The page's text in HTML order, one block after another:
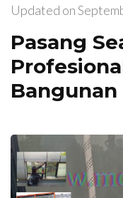
Updated on
Pasang
Bangunan